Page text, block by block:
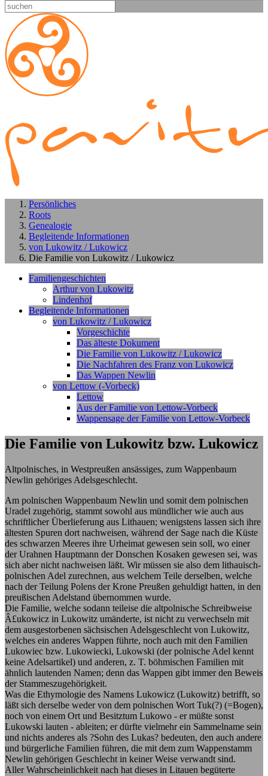
Persönliches
Roots
Genealogie
Begleitende Informationen
von Lukowitz / Lukowicz
Die Familie von Lukowitz / Lukowicz
Familiengeschichten
Arthur von Lukowitz
Lindenhof
Begleitende Informationen
von Lukowitz / Lukowicz
Vorgeschichte
Das älteste Dokument
Die Familie von Lukowitz / Lukowicz
Die Nachfahren des Franz von Lukowicz
Das Wappen Newlin
von Lettow (-Vorbeck)
Lettow
Aus der Familie von Lettow-Vorbeck
Wappensage der Familie von Lettow-Vorbeck
Die Familie von Lukowitz bzw. Lukowicz
Altpolnisches, in Westpreußen ansässiges, zum Wappenbaum
Newlin gehöriges Adelsgeschlecht.
Am polnischen Wappenbaum Newlin und somit dem polnischen
Uradel zugehörig, stammt sowohl aus mündlicher wie auch aus
schriftlicher Überlieferung aus Lithauen; wenigstens lassen sich ihre
ältesten Spuren dort nachweisen, während der Sage nach die Küste
des schwarzen Meeres ihre Urheimat gewesen sein soll, wo einer
der Urahnen Hauptmann der Donschen Kosaken gewesen sei, was
sich aber nicht nachweisen läßt. Wir müssen sie also dem lithauisch-
polnischen Adel zurechnen, aus welchem Teile derselben, welche
nach der Teilung Polens der Krone Preußen gehuldigt hatten, in den
preußischen Adelstand übernommen wurde.
Die Familie, welche sodann teileise die altpolnische Schreibweise
Â£ukowicz in Lukowitz umänderte, ist nicht zu verwechseln mit
dem ausgestorbenen sächsischen Adelsgeschlecht von Lukowitz,
welches ein anderes Wappen führte, noch auch mit den Familien
Lukowiec bzw. Lukowiecki, Lukowski (der polnische Adel kennt
keine Adelsartikel) und anderen, z. T. böhmischen Familien mit
ähnlich lautenden Namen; denn das Wappen gibt immer den Beweis
der Stammeszugehörigkeit.
Was die Ethymologie des Namens Lukowicz (Lukowitz) betrifft, so
läßt sich derselbe weder von dem polnischen Wort Tuk(?) (=Bogen),
noch von einem Ort und Besitztum Lukowo - er müßte sonst
Lukowski lauten - ableiten; er dürfte vielmehr ein Sammelname sein
und nichts anderes als ?Sohn des Lukas? bedeuten, den auch andere
und bürgerliche Familien führen, die mit dem zum Wappenstamm
Newlin gehörigen Geschlecht in keiner Weise verwandt sind.
Aller Wahrscheinlichkeit nach hat dieses in Litauen begüterte